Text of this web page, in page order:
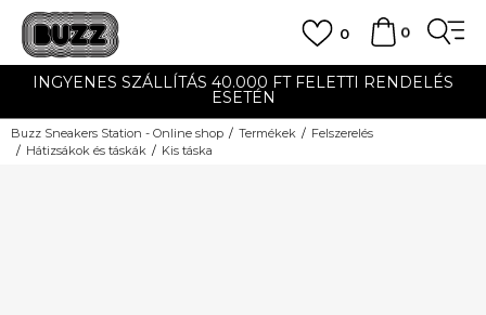
0
0
INGYENES SZÁLLÍTÁS 40.000 FT FELETTI RENDELÉS
ESETÉN
Buzz Sneakers Station - Online shop Termékek
Felszerelés
Hátizsákok és táskák
Kis táska